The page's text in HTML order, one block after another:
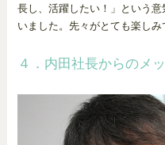
長し、活躍したい！」という
いました。先々がとても楽しみ
４．内田社長からのメ